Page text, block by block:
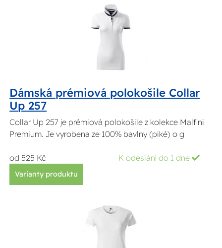
Dámská prémiová polokošile Collar
Up 257
Collar Up 257 je prémiová polokošile z kolekce Malfini
Premium. Je vyrobena ze 100% bavlny (piké) o g
od 525 Kč K odeslání do 1 dne
Varianty produktu